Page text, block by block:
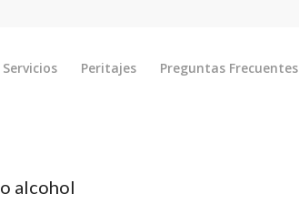
Servicios Peritajes Preguntas Frecuentes
alcohol